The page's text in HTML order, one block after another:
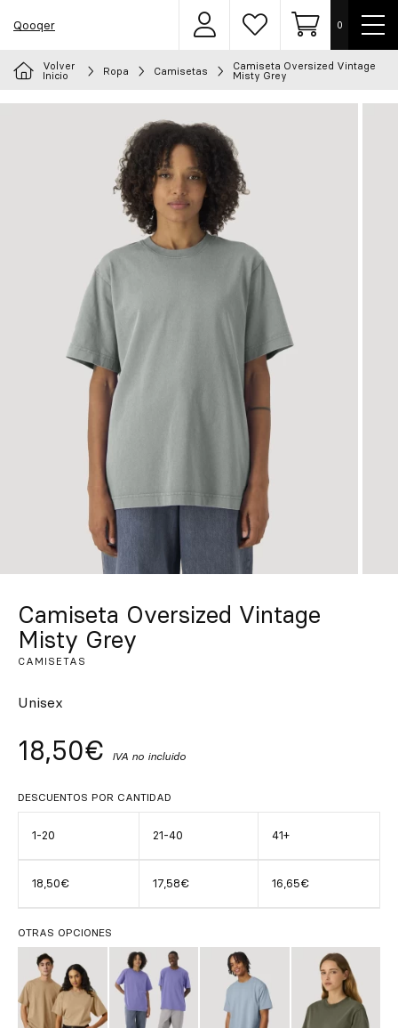
Qooqer
Elige tu uniforme
Personalizado
Área
usuarios
Lista
deseos
Carrito
0
EN
menú
Volver
Inicio Ropa Camisetas Camiseta Oversized Vintage
Misty Grey
Camiseta Oversized Vintage
Misty Grey
CAMISETAS
Unisex
18,50€ IVA no incluido
DESCUENTOS POR CANTIDAD
1-20 21-40 41+
18,50€ 17,58€ 16,65€
OTRAS OPCIONES